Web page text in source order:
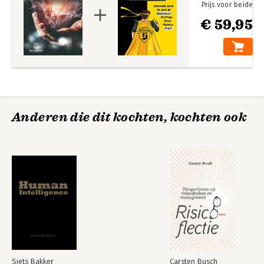
€ 59,95
Prijs voor beide
Anderen die dit kochten, kochten ook
Siets Bakker Carsten Busch